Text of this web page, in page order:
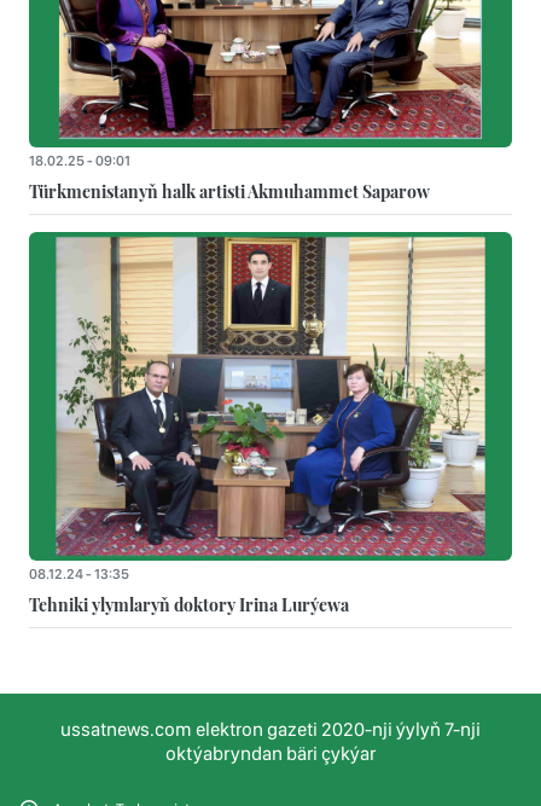
18.02.25 - 09:01
Türkmenistanyň halk artisti Akmuhammet Saparow
08.12.24 - 13:35
Tehniki ylymlaryň doktory Irina Lurýewa
ussatnews.com elektron gazeti 2020-nji ýylyň 7-nji
oktýabryndan bäri çykýar